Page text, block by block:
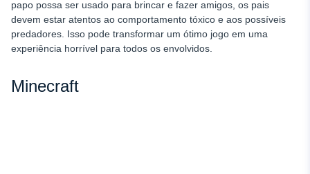
papo possa ser usado para brincar e fazer amigos, os pais
devem estar atentos ao comportamento tóxico e aos possíveis
predadores. Isso pode transformar um ótimo jogo em uma
experiência horrível para todos os envolvidos.
Minecraft